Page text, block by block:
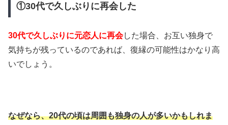
①30代で久しぶりに再会した
30代で久しぶりに元恋人に再会した場合、お互い独身で
気持ちが残っているのであれば、復縁の可能性はかなり高
いでしょう。
なぜなら、20代の頃は周囲も独身の人が多いかもしれま